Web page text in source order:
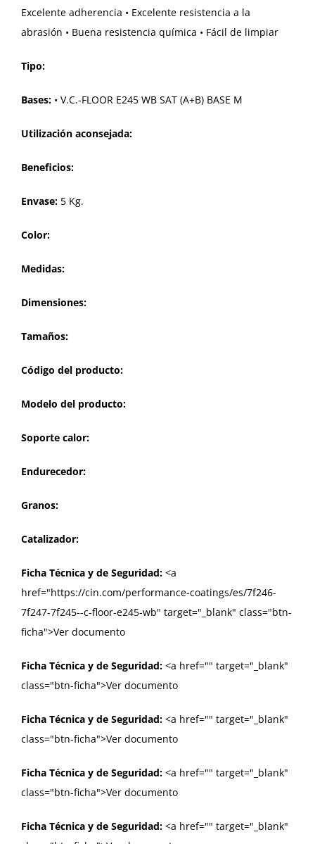
Excelente adherencia • Excelente resistencia a la
abrasión • Buena resistencia química • Fácil de limpiar
Tipo:
Bases: • V.C.-FLOOR E245 WB SAT (A+B) BASE M
Utilización aconsejada:
Beneficios:
Envase: 5 Kg.
Color:
Medidas:
Dimensiones:
Tamaños:
Código del producto:
Modelo del producto:
Soporte calor:
Endurecedor:
Granos:
Catalizador:
Ficha Técnica y de Seguridad: <a
href="https://cin.com/performance-coatings/es/7f246-
7f247-7f245--c-floor-e245-wb" target="_blank" class="btn-
ficha">Ver documento
Ficha Técnica y de Seguridad: <a href="" target="_blank"
class="btn-ficha">Ver documento
Ficha Técnica y de Seguridad: <a href="" target="_blank"
class="btn-ficha">Ver documento
Ficha Técnica y de Seguridad: <a href="" target="_blank"
class="btn-ficha">Ver documento
Ficha Técnica y de Seguridad: <a href="" target="_blank"